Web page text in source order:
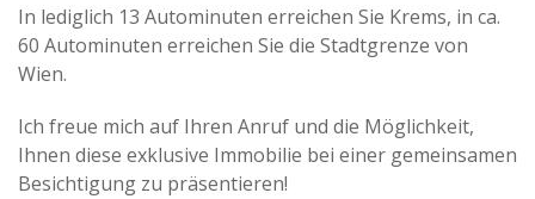
In lediglich 13 Autominuten erreichen Sie Krems, in ca.
60 Autominuten erreichen Sie die Stadtgrenze von
Wien.
Ich freue mich auf Ihren Anruf und die Möglichkeit,
Ihnen diese exklusive Immobilie bei einer gemeinsamen
Besichtigung zu präsentieren!